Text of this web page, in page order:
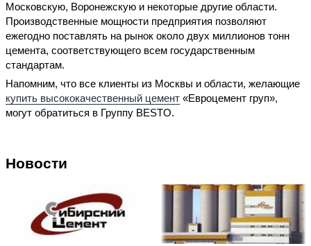
Московскую, Воронежскую и некоторые другие области.
Производственные мощности предприятия позволяют
ежегодно поставлять на рынок около двух миллионов тонн
цемента, соответствующего всем государственным
стандартам.
Напомним, что все клиенты из Москвы и области, желающие
купить высококачественный цемент «Евроцемент груп»,
могут обратиться в Группу BESTO.
Новости